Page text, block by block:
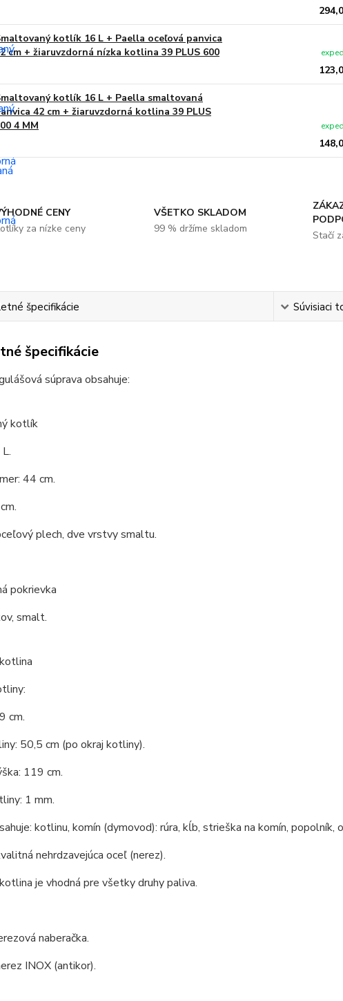
kotlík 16 L + Paella oceľová panvica
cm + žiaruvzdorná nízka kotlina 39 PLUS 600
kotlík 16 L + Paella smaltovaná
42 cm + žiaruvzdorná kotlina 39 PLUS
4 MM
CENY
za nízke ceny
VŠETKO SKLADOM
99 % držíme skladom
Stačí
špecifikácie Súvisiaci
špecifikácie
súprava obsahuje:
kotlík
44 cm.
plech, dve vrstvy smaltu.
pokrievka
smalt.
cm.
50,5 cm (po okraj kotliny).
119 cm.
1 mm.
kotlinu, komín (dymovod): rúra, kĺb, strieška na komín, popolník,
nehrdzavejúca oceľ (nerez).
je vhodná pre všetky druhy paliva.
naberačka.
INOX (antikor).